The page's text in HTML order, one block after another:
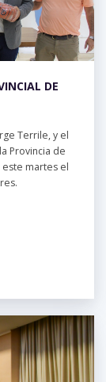
DE
Terrile, y el
Provincia de
este martes el